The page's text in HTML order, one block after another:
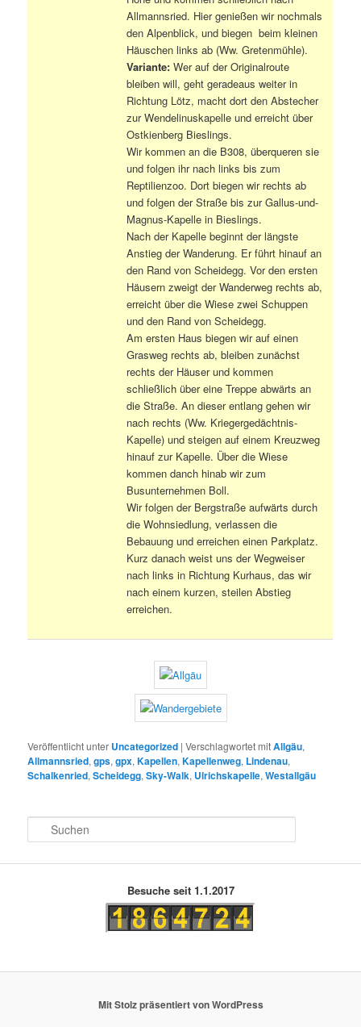
Allmannsried. Hier genießen wir nochmals
den Alpenblick, und biegen beim kleinen
Häuschen links ab (Ww. Gretenmühle).
Variante: Wer auf der Originalroute
bleiben will, geht geradeaus weiter in
Richtung Lötz, macht dort den Abstecher
zur Wendelinuskapelle und erreicht über
Ostkienberg Bieslings.
Wir kommen an die B308, überqueren sie
und folgen ihr nach links bis zum
Reptilienzoo. Dort biegen wir rechts ab
und folgen der Straße bis zur Gallus-und-
Magnus-Kapelle in Bieslings.
Nach der Kapelle beginnt der längste
Anstieg der Wanderung. Er führt hinauf an
den Rand von Scheidegg. Vor den ersten
Häusern zweigt der Wanderweg rechts ab,
erreicht über die Wiese zwei Schuppen
und den Rand von Scheidegg.
Am ersten Haus biegen wir auf einen
Grasweg rechts ab, bleiben zunächst
rechts der Häuser und kommen
schließlich über eine Treppe abwärts an
die Straße. An dieser entlang gehen wir
nach rechts (Ww. Kriegergedächtnis-
Kapelle) und steigen auf einem Kreuzweg
hinauf zur Kapelle. Über die Wiese
kommen danch hinab wir zum
Busunternehmen Boll.
Wir folgen der Bergstraße aufwärts durch
die Wohnsiedlung, verlassen die
Bebauung und erreichen einen Parkplatz.
Kurz danach weist uns der Wegweiser
nach links in Richtung Kurhaus, das wir
nach einem kurzen, steilen Abstieg
erreichen.
Veröffentlicht unter Uncategorized |Verschlagwortet mitAllgäu,
Allmannsried,gps,gpx,Kapellen,Kapellenweg, Lindenau,
Schalkenried,Scheidegg,Sky-Walk, Ulrichskapelle,Westallgäu
u
Besuche seit 1.1.2017
Mit Stolz präsentiert von WordPress